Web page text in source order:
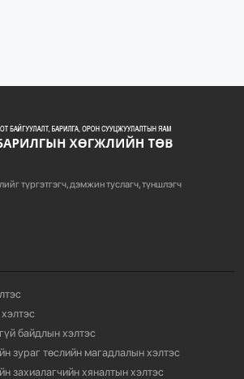
БН...
3 сарын өмнө
ОРОН СУУЦ ЭКСПО” ҮЗЭСГЭЛЭНГ НЭЭЛЭЭ
3 сарын өмнө
түргэтгэгч, дэмжин туслагч, түншлэгч
байдлын хэлтэс
зураг төслийн магадлалын хэлтэс
захиалагчийн хяналтын хэлтэс